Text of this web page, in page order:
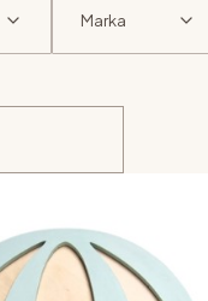
Marka